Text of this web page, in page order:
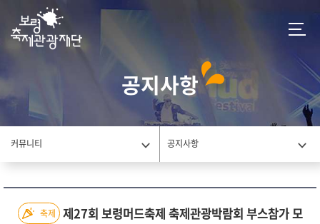
공지사항
커뮤니티 공지사항
축제 제27회 보령머드축제 축제관광박람회 부스참가 모